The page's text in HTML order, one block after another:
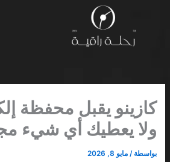
ولا يعطيك أي شيء
بواسطة /مايو 8, 2026